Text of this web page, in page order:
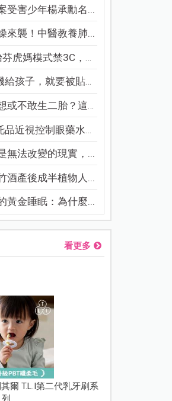
受害少年楊承勳名...
來襲！中醫教養肺...
虎媽模式禁3C，看...
孩子，就要被貼「...
不敢生二胎？這8...
近視控制眼藥水納...
無法改變的現實，...
酒產後成半植物人...
黃金睡眠：為什麼...
看更多
爾 T.L.I第二代乳牙刷系
列